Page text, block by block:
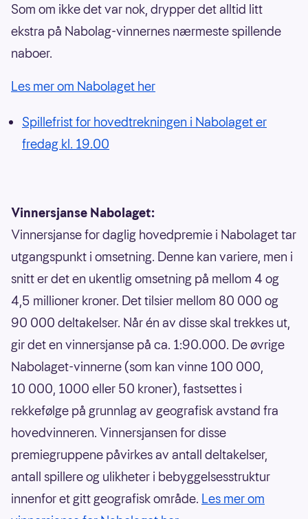
Som om ikke det var nok, drypper det alltid litt
ekstra på Nabolag-vinnernes nærmeste spillende
naboer.
Les mer om Nabolaget her
Spillefrist for hovedtrekningen i Nabolaget er
fredag kl. 19.00
Vinnersjanse Nabolaget:
Vinnersjanse for daglig hovedpremie i Nabolaget tar
utgangspunkt i omsetning. Denne kan variere, men i
snitt er det en ukentlig omsetning på mellom 4 og
4,5 millioner kroner. Det tilsier mellom 80 000 og
90 000 deltakelser. Når én av disse skal trekkes ut,
gir det en vinnersjanse på ca. 1:90.000. De øvrige
Nabolaget-vinnerne (som kan vinne 100 000,
10 000, 1000 eller 50 kroner), fastsettes i
rekkefølge på grunnlag av geografisk avstand fra
hovedvinneren. Vinnersjansen for disse
premiegruppene påvirkes av antall deltakelser,
antall spillere og ulikheter i bebyggelsesstruktur
innenfor et gitt geografisk område. Les mer om